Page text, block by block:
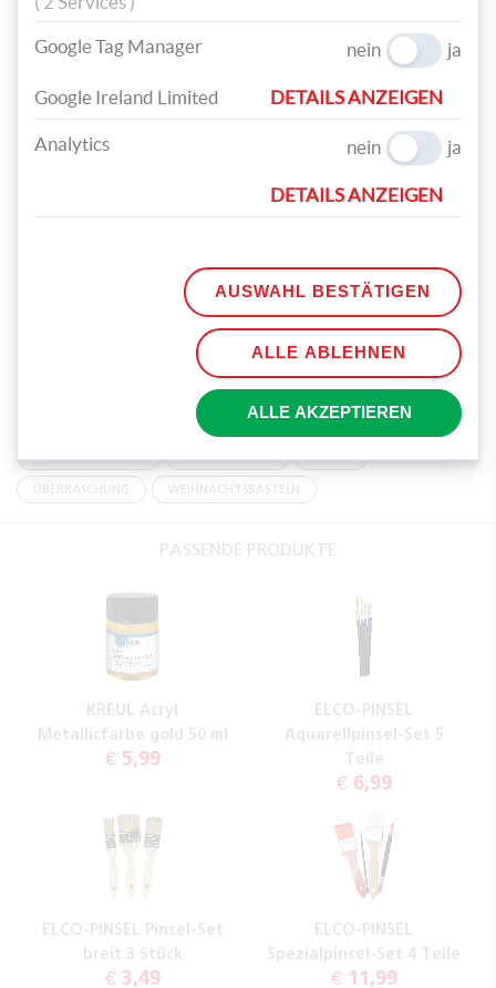
Geschenken und kleben Sie die Zahlensticker darauf.
Säckchen verschließen, in die Dosen stecken und fertig
ÜBERRASCHUNG WEIHNACHTSBASTELN
PASSENDE PRODUKTE
KREUL Acryl
Metallicfarbe gold 50 ml
€ 5,99
ELCO-PINSEL
Aquarellpinsel-Set 5
Teile
€ 6,99
ELCO-PINSEL Pinsel-Set
breit 3 Stück
€ 3,49
ELCO-PINSEL
Spezialpinsel-Set 4 Teile
€ 11,99
Google Tag Manager nein ja
Google Ireland Limited DETAILS ANZEIGEN
Analytics nein ja
DETAILS ANZEIGEN
AUSWAHL BESTÄTIGEN
ALLE ABLEHNEN
ALLE AKZEPTIEREN